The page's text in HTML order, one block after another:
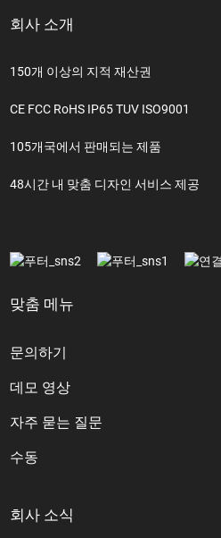
회사 소개
150개 이상의 지적 재산권
CE FCC RoHS IP65 TUV ISO9001
105개국에서 판매되는 제품
48시간 내 맞춤 디자인 서비스 제공
맞춤 메뉴
문의하기
데모 영상
자주 묻는 질문
수동
회사 소식